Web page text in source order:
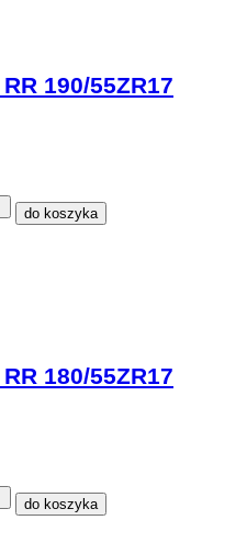
190/55ZR17
180/55ZR17